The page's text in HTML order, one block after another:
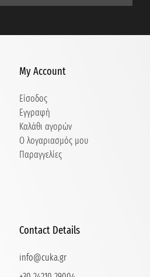
My Account
Είσοδος
Εγγραφή
Καλάθι αγορών
Ο λογαριασμός μου
Παραγγελίες
Contact Details
info@cuka.gr